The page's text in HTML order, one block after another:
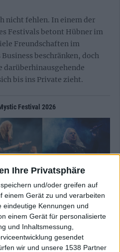
Ihre Privatsphäre
und/oder greifen auf
einem Gerät zu und verarbeiten
eindeutige Kennungen und
einem Gerät für personalisierte
und Inhaltsmessung,
gesendet
wir und unsere 1538 Partner
nicht fehlen. In einem der
Festivals betont Hübner im
Freundschaften im
beschränken, doch
darüberhinausgehende
bis ins Private zieht.
Festival 2026